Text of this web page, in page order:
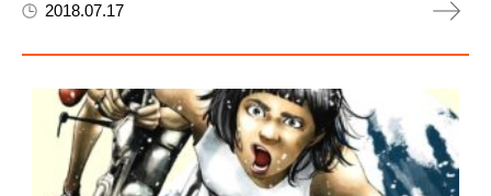
2018.07.17